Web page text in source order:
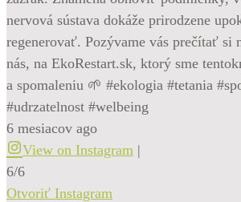
nervová sústava dokáže prirodzene
regenerovať. Pozývame vás prečítať si
nás, na EkoRestart.sk, ktorý sme
a spomaleniu 🌱 #ekologia #tetania
#udrzatelnost #welbeing
6 mesiacov ago
View on Instagram |
6/6
Otvoriť Instagram